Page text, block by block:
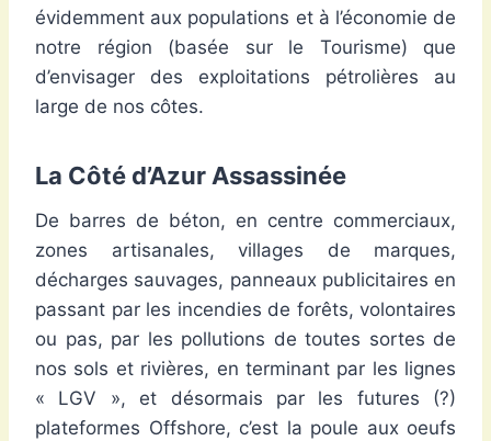
évidemment aux populations et à l’économie de
notre région (basée sur le Tourisme) que
d’envisager des exploitations pétrolières au
large de nos côtes.
La Côté d’Azur Assassinée
De barres de béton, en centre commerciaux,
zones artisanales, villages de marques,
décharges sauvages, panneaux publicitaires en
passant par les incendies de forêts, volontaires
ou pas, par les pollutions de toutes sortes de
nos sols et rivières, en terminant par les lignes
« LGV », et désormais par les futures (?)
plateformes Offshore, c’est la poule aux oeufs